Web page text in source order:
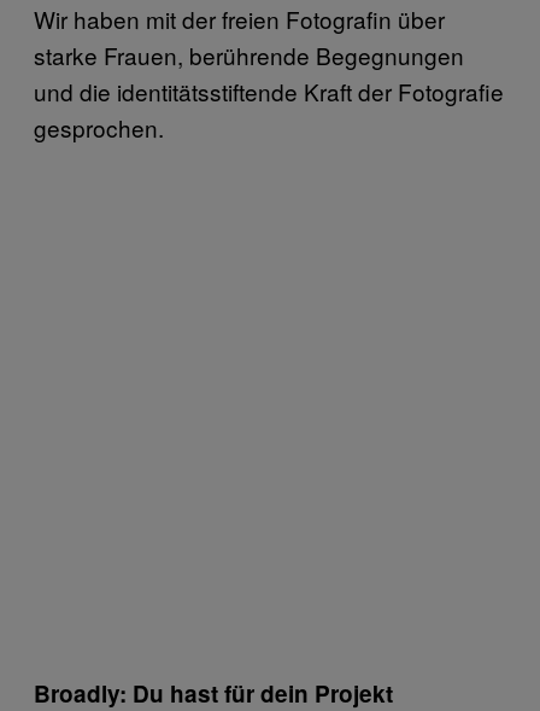
Wir haben mit der freien Fotografin über
starke Frauen, berührende Begegnungen
und die identitätsstiftende Kraft der Fotografie
gesprochen.
Broadly: Du hast für dein Projekt